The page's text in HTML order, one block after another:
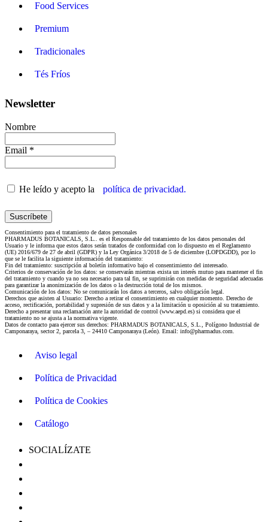
Food Services
Premium
Tradicionales
Tés Fríos
Newsletter
Nombre
Email *
He leído y acepto la política de privacidad.
Consentimiento para el tratamiento de datos personales
PHARMADUS BOTANICALS, S.L.. es el Responsable del tratamiento de los datos personales del
Usuario y le informa que estos datos serán tratados de conformidad con lo dispuesto en el Reglamento
(UE) 2016/679 de 27 de abril (GDPR) y la Ley Orgánica 3/2018 de 5 de diciembre (LOPDGDD), por lo
que se le facilita la siguiente información del tratamiento:
Fin del tratamiento: suscripción al boletín informativo bajo el consentimiento del interesado.
Criterios de conservación de los datos: se conservarán mientras exista un interés mutuo para mantener el fin
del tratamiento y cuando ya no sea necesario para tal fin, se suprimirán con medidas de seguridad adecuadas
para garantizar la anonimización de los datos o la destrucción total de los mismos.
Comunicación de los datos: No se comunicarán los datos a terceros, salvo obligación legal.
Derechos que asisten al Usuario: Derecho a retirar el consentimiento en cualquier momento. Derecho de
acceso, rectificación, portabilidad y supresión de sus datos y a la limitación u oposición al su tratamiento.
Derecho a presentar una reclamación ante la autoridad de control (www.aepd.es) si considera que el
tratamiento no se ajusta a la normativa vigente.
Datos de contacto para ejercer sus derechos: PHARMADUS BOTANICALS, S.L., Polígono Industrial de
Camponaraya, sector 2, parcela 3, – 24410 Camponaraya (León). Email: info@pharmadus.com.
Aviso legal
Política de Privacidad
Política de Cookies
Catálogo
SOCIALÍZATE